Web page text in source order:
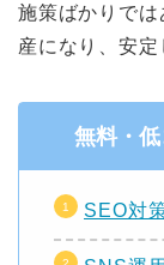
施策ばかりで
産になり、安定
無料・
SEO対